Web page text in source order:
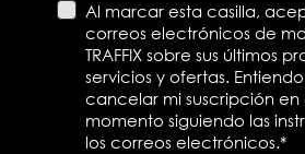
Al marcar esta casilla,
correos electrónicos de
TRAFFIX sobre sus últimos
servicios y ofertas.
cancelar mi suscripción en
momento siguiendo las
los correos electrónicos.*